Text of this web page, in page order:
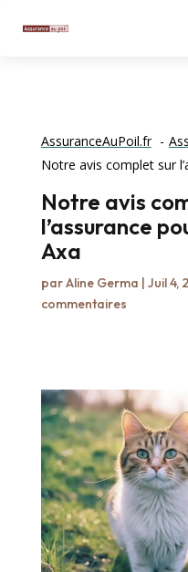
AssuranceAuPoil.fr
Notre avis complet sur
Notre avis
l’assurance
Axa
parAline Germa | Juil 4,
commentaires